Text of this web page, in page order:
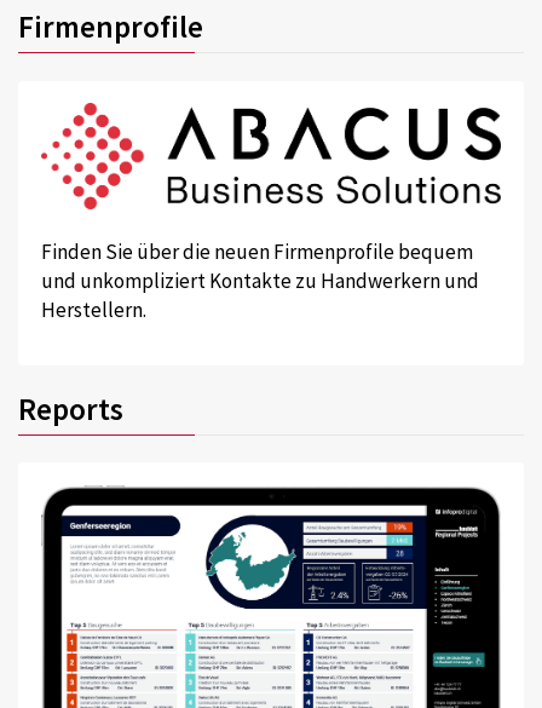
Firmenprofile
Finden Sie über die neuen Firmenprofile bequem
und unkompliziert Kontakte zu Handwerkern und
Herstellern.
Reports